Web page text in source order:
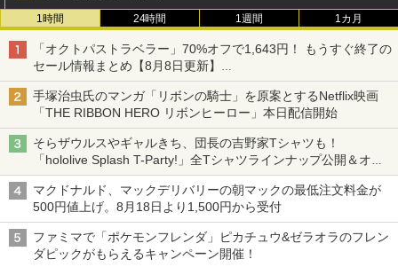
1時間 24時間 1週間 1カ月
「オクトパストラベラー」70%オフで1,643円！ もうすぐ終了の
セール情報まとめ【8月8日更新】
ニンテンドーeショップでは「大神 絶景版」が67%オフで990円
手塚治虫氏のマンガ「リボンの騎士」を原案とするNetflix映画
「THE RIBBON HERO リボンヒーロー」本日配信開始
そらザウルスやギャルきち、団長の吉野家Tシャツも！
「hololive Splash T-Party!」全Tシャツラインナップ公開＆オン
ライン販売開始
マクドナルド、マックデリバリーの朝マックの最低注文料金が
500円値上げ。8月18日より1,500円から受付
ファミマで「ポケモンフレンダ」ピカチュウ&ゼラオラのフレン
ダピックがもらえるキャンペーン開催！